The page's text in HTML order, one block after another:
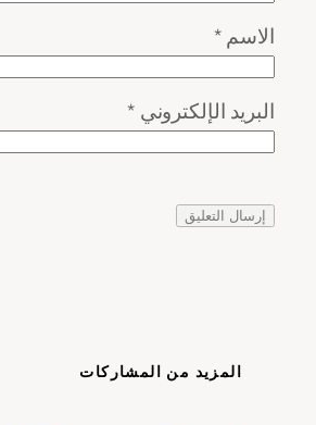
الاسم*
البريد الإلكتروني*
المزيد من المشاركات